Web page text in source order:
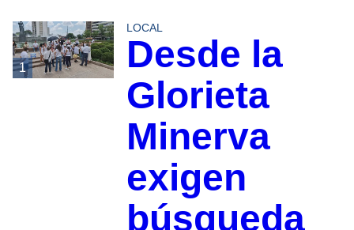
1
LOCAL
Desde la
Glorieta
Minerva
exigen
búsqueda